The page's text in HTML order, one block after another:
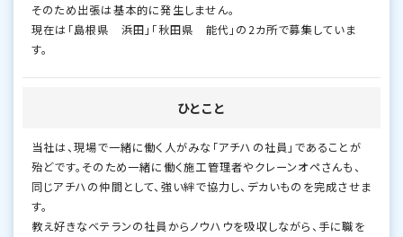
そのため出張は基本的に発生しません。
現在は「島根県 浜田」「秋田県 能代」の2カ所で募集していま
す。
ひとこと
当社は、現場で一緒に働く人がみな「アチハの社員」であることが
殆どです。そのため一緒に働く施工管理者やクレーンオペさんも、
同じアチハの仲間として、強い絆で協力し、デカいものを完成させま
す。
教え好きなベテランの社員からノウハウを吸収しながら、手に職を